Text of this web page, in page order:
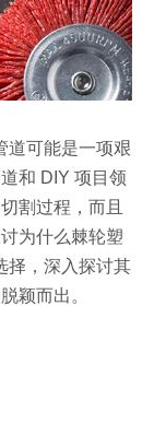
道可能是一项艰
和 DIY 项目领
割过程，而且
为什么棘轮塑
择，深入探讨其
颖而出。